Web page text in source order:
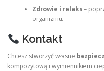
Zdrowie i relaks –
organizmu.
Kontakt
Chcesz stworzyć własne
kompozytową i wymiennikiem